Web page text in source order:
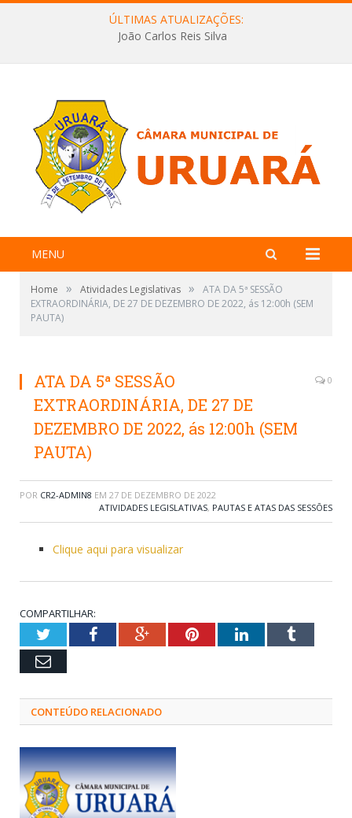
ÚLTIMAS ATUALIZAÇÕES:
João Carlos Reis Silva
MENU
Home » Atividades Legislativas »
ATA DA 5ª SESSÃO
EXTRAORDINÁRIA, DE 27 DE DEZEMBRO DE 2022, ás 12:00h (SEM
PAUTA)
ATA DA 5ª SESSÃO
EXTRAORDINÁRIA, DE 27 DE
DEZEMBRO DE 2022, ás 12:00h (SEM
PAUTA)
0
POR CR2-ADMIN8 EM 27 DE DEZEMBRO DE 2022
ATIVIDADES LEGISLATIVAS, PAUTAS E ATAS DAS SESSÕES
Clique aqui para visualizar
COMPARTILHAR:
TwitterFacebookGoogle+PinterestLinkedInTumblr
Email
CONTEÚDO RELACIONADO